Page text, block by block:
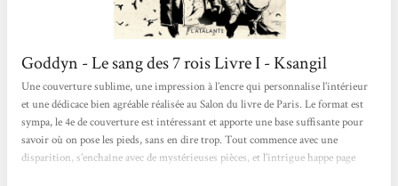
Goddyn - Le sang des 7 rois Livre I - Ksangil
Une couverture sublime, une impression à l’encre qui personnalise l’intérieur
et une dédicace bien agréable réalisée au Salon du livre de Paris. Le format est
sympa, le 4e de couverture est intéressant et apporte une base suffisante pour
savoir où on pose les pieds, sans en dire trop. Tout commence avec une
disparition, s’enchaîne avec de mystérieuses pièces, et l’intrigue happe page